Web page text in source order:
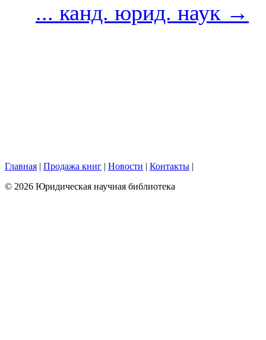
... канд. юрид. наук →
Главная | Продажа книг | Новости | Контакты |
© 2026 Юридическая научная библиотека